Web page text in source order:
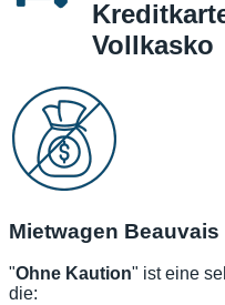
Vollkasko
Mietwagen
"Ohne Kaution" ist eine
die: